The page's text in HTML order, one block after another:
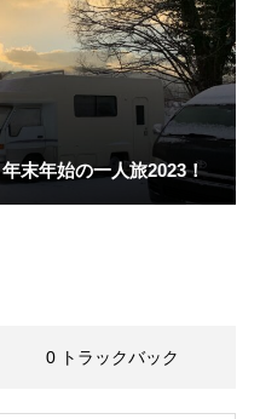
末年始の一人旅2023！
0 トラックバック